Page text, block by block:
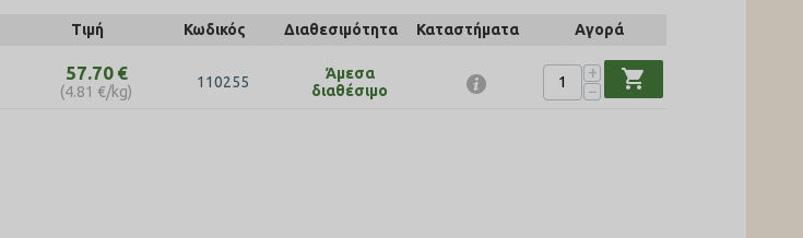
Τιμή Κωδικός Διαθεσιμότητα Καταστήματα Αγορά
57.70 €
(4.81 €/kg)
110255
Άμεσα
διαθέσιμο
+
−
shopping_cart